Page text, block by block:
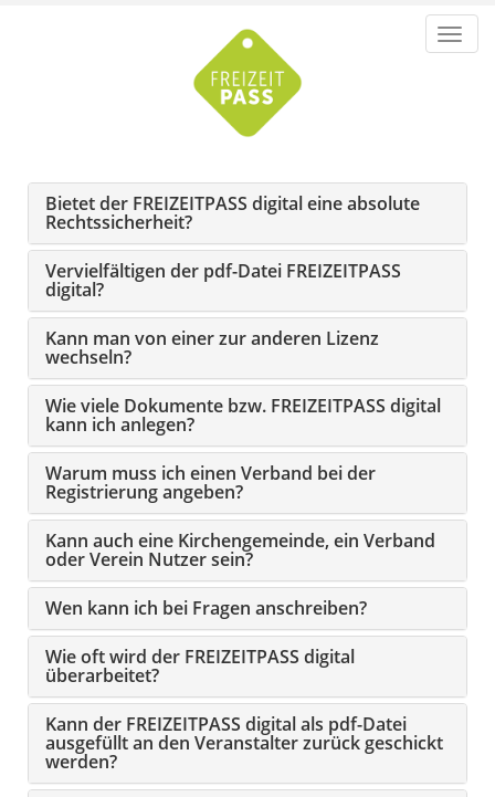
Bietet der FREIZEITPASS digital eine absolute
Rechtssicherheit?
Vervielfältigen der pdf-Datei FREIZEITPASS
digital?
Kann man von einer zur anderen Lizenz
wechseln?
Wie viele Dokumente bzw. FREIZEITPASS digital
kann ich anlegen?
Warum muss ich einen Verband bei der
Registrierung angeben?
Kann auch eine Kirchengemeinde, ein Verband
oder Verein Nutzer sein?
Wen kann ich bei Fragen anschreiben?
Wie oft wird der FREIZEITPASS digital
überarbeitet?
Kann der FREIZEITPASS digital als pdf-Datei
ausgefüllt an den Veranstalter zurück geschickt
werden?